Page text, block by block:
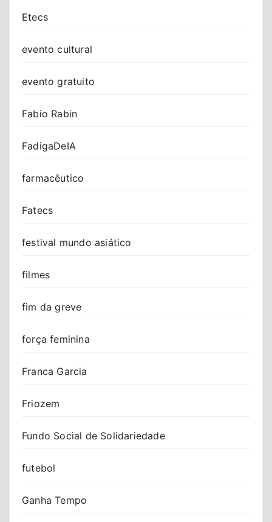
Etecs
evento cultural
evento gratuito
Fabio Rabin
FadigaDeIA
farmacêutico
Fatecs
festival mundo asiático
filmes
fim da greve
força feminina
Franca Garcia
Friozem
Fundo Social de Solidariedade
futebol
Ganha Tempo